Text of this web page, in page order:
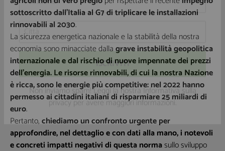
sottoscritto dall’Italia al G7 di triplicare le installazioni
rinnovabili al 2030.
La sicurezza energetica nazionale e la stabilità della nostra
economia sono minacciate dallagrave instabilità geopolitica
internazionale e dal rischio di nuove impennate dei prezzi
dell’energia. Le risorse rinnovabili, di cui la nostra Nazione
è ricca, sono le energie più competitive: nel 2022 hanno
permesso ai cittadini italiani di risparmiare 25 miliardi di
euro.
Pertanto,chiediamo un confronto urgente per
approfondire, nel dettaglio e con dati alla mano, i notevoli
e concreti impatti negativi di questa normasullo sviluppo
privacyper avere maggiori informazioni.